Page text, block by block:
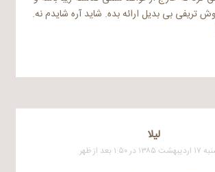
تریفی بی بدیل ارائه بده. شاید آره شایدم نه.
ليلا
۱:۵۰ بعد از ظهر